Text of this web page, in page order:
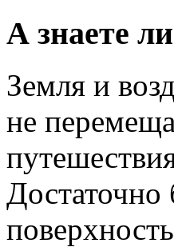
А знаете
Земля и
не